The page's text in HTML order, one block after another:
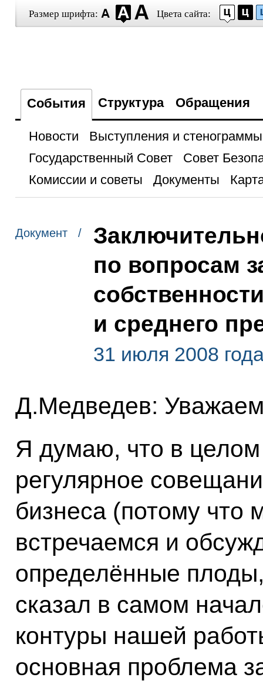
Размер шрифта: Цвета сайта:
События Структура Обращения
Новости
Выступления и стенограммы
Государственный Совет
Совет
Комиссии и советы
Документы
Документ /
по вопросам
и среднего
31 июля 2008
Д.Медведев:
Я думаю, что в
регулярное
бизнеса (потому что
встречаемся и
определённые
сказал в самом
контуры нашей
основная проблема